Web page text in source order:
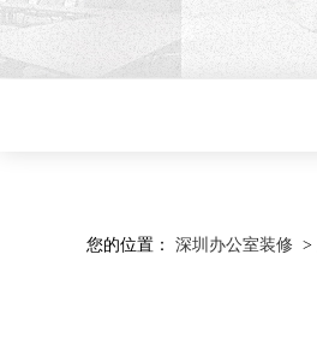
您的位置： 深圳办公室装修 >